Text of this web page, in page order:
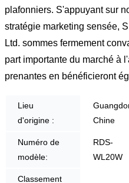
plafonniers. S'appuyant sur
stratégie marketing sensée,
Ltd. sommes fermement
part importante du marché à
prenantes en bénéficieront
Lieu
d'origine :
Chine
Numéro de
modèle:
RDS-
WL20W
Classement